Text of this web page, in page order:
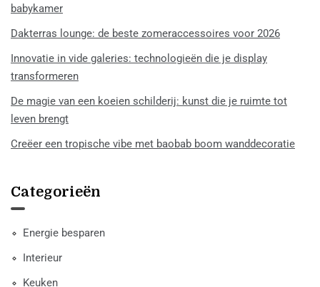
babykamer
Dakterras lounge: de beste zomeraccessoires voor 2026
Innovatie in vide galeries: technologieën die je display
transformeren
De magie van een koeien schilderij: kunst die je ruimte tot
leven brengt
Creëer een tropische vibe met baobab boom wanddecoratie
Categorieën
Energie besparen
Interieur
Keuken